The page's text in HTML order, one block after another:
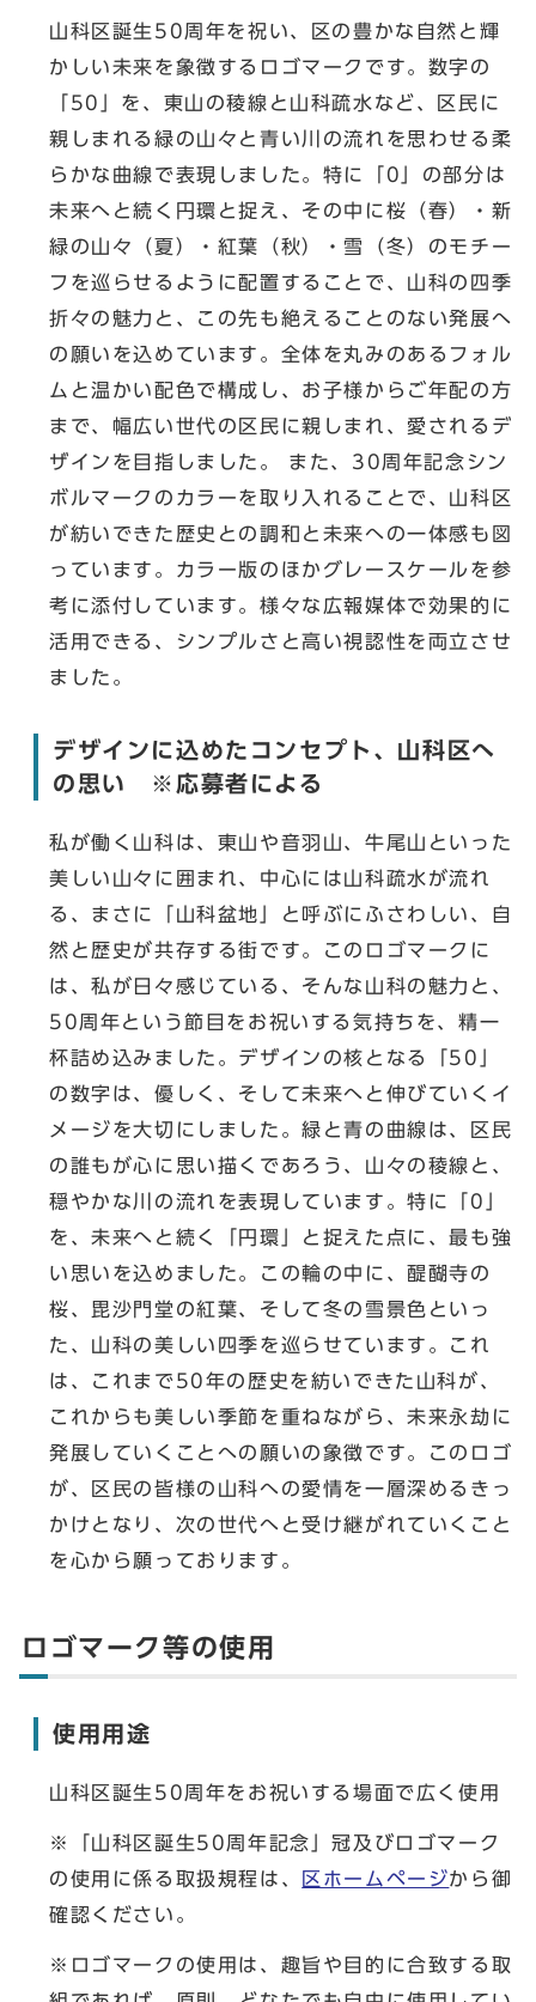
山科区誕生50周年を祝い、区の豊かな自然と輝
かしい未来を象徴するロゴマークです。​数字の
「50」を、東山の稜線と山科疏水など、区民に
親しまれる緑の山々と青い川の流れを思わせる柔
らかな曲線で表現しました。特に「0」の部分は
未来へと続く円環と捉え、その中に桜（春）・新
緑の山々（夏）・紅葉（秋）・雪（冬）のモチー
フを巡らせるように配置することで、山科の四季
折々の魅力と、この先も絶えることのない発展へ
の願いを込めています。​全体を丸みのあるフォル
ムと温かい配色で構成し、お子様からご年配の方
まで、幅広い世代の区民に親しまれ、愛されるデ
ザインを目指しました。 また、30周年記念シン
ボルマークのカラーを取り入れることで、山科区
が紡いできた歴史との調和と未来への一体感も図
っています。​カラー版のほかグレースケールを参
考に添付しています。様々な広報媒体で効果的に
活用できる、シンプルさと高い視認性を両立させ
ました。
デザインに込めたコンセプト、山科区へ
の思い ※応募者による
私が働く山科は、東山や音羽山、牛尾山といった
美しい山々に囲まれ、中心には山科疏水が流れ
る、まさに「山科盆地」と呼ぶにふさわしい、自
然と歴史が共存する街です。このロゴマークに
は、私が日々感じている、そんな山科の魅力と、
50周年という節目をお祝いする気持ちを、精一
杯詰め込みました。​デザインの核となる「50」
の数字は、優しく、そして未来へと伸びていくイ
メージを大切にしました。緑と青の曲線は、区民
の誰もが心に思い描くであろう、山々の稜線と、
穏やかな川の流れを表現しています。​特に「0」
を、未来へと続く「円環」と捉えた点に、最も強
い思いを込めました。この輪の中に、醍醐寺の
桜、毘沙門堂の紅葉、そして冬の雪景色といっ
た、山科の美しい四季を巡らせています。これ
は、これまで50年の歴史を紡いできた山科が、
これからも美しい季節を重ねながら、未来永劫に
発展していくことへの願いの象徴です。​このロゴ
が、区民の皆様の山科への愛情を一層深めるきっ
かけとなり、次の世代へと受け継がれていくこと
を心から願っております。
ロゴマーク等の使用
使用用途
山科区誕生50周年をお祝いする場面で広く使用
※「山科区誕生50周年記念」冠及びロゴマーク
の使用に係る取扱規程は、
区ホームページから御
確認ください。
※ロゴマークの使用は、趣旨や目的に合致する取